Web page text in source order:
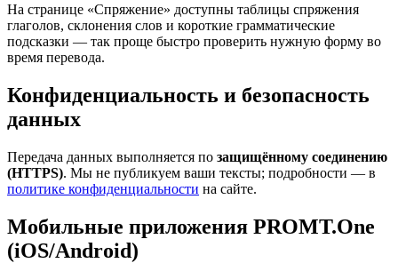
На странице «Спряжение» доступны таблицы спряжения
глаголов, склонения слов и короткие грамматические
подсказки — так проще быстро проверить нужную форму во
время перевода.
Конфиденциальность и безопасность
данных
Передача данных выполняется по защищённому соединению
(HTTPS). Мы не публикуем ваши тексты; подробности — в
политике конфиденциальности на сайте.
Мобильные приложения PROMT.One
(iOS/Android)